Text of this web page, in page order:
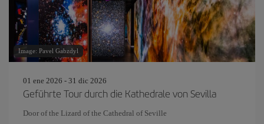
Image: Pavel Gabzdyl
01 ene 2026 - 31 dic 2026
Geführte Tour durch die Kathedrale von Sevilla
Door of the Lizard of the Cathedral of Seville